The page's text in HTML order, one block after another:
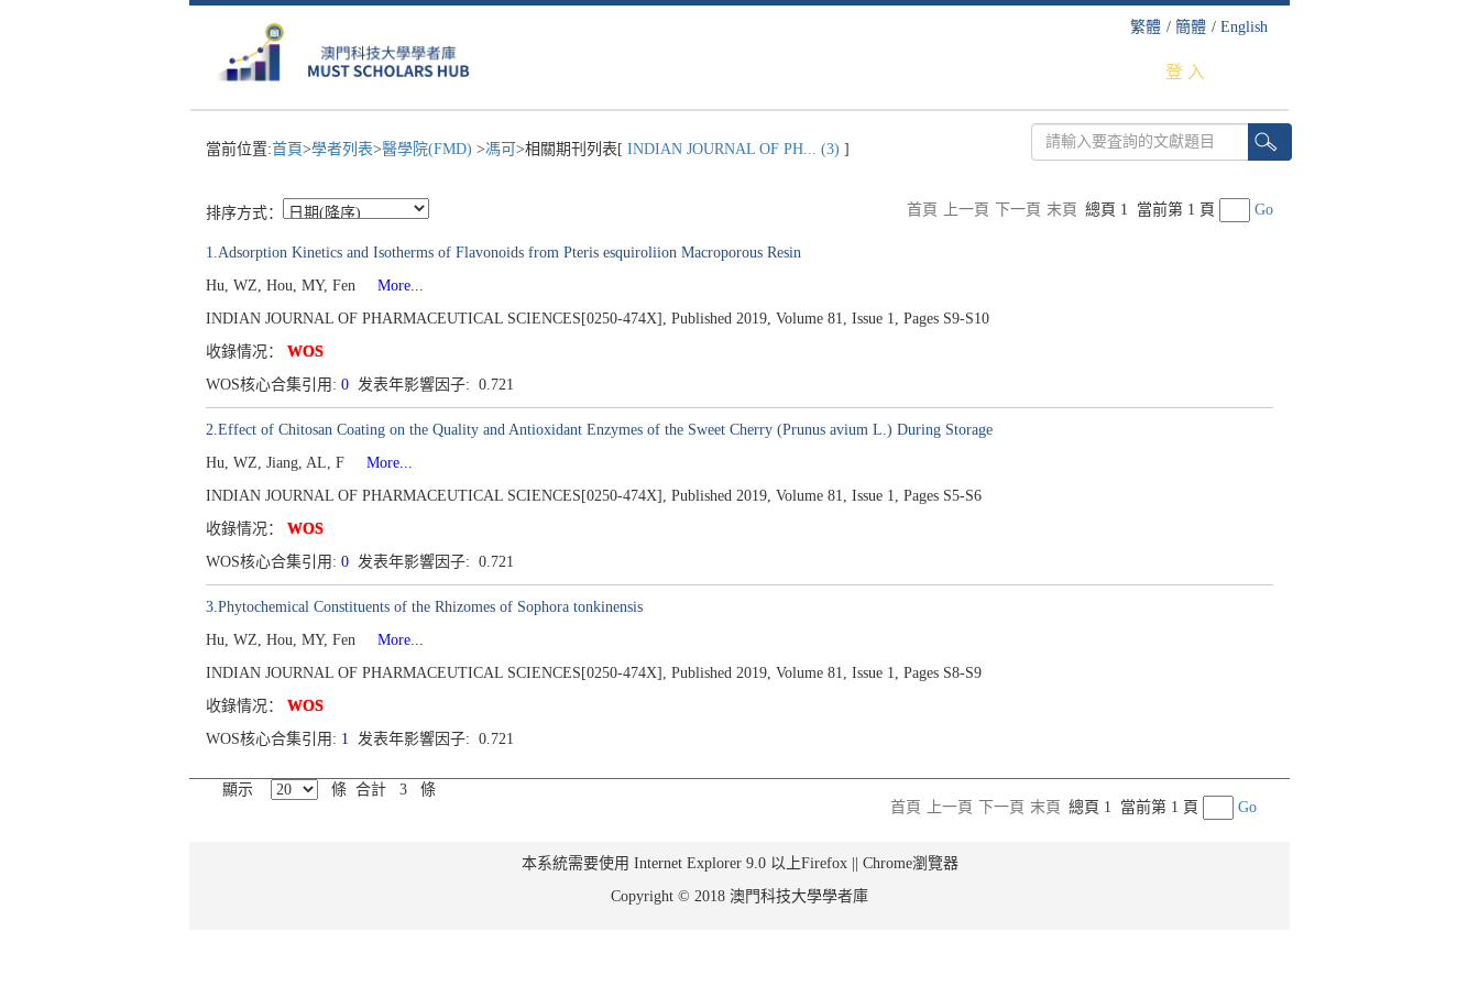
繁體 / 簡體 / English
登 入
當前位置:首頁>學者列表>醫學院(FMD) >馮可 >相關期刊列表[ INDIAN JOURNAL OF PH... (3) ]
排序方式： 首頁 上一頁 下一頁 末頁 總頁 1 當前第 1 頁 Go
1.Adsorption Kinetics and Isotherms of Flavonoids from Pteris esquiroliion Macroporous Resin
Hu, WZ, Hou, MY, Fen
More...
INDIAN JOURNAL OF PHARMACEUTICAL SCIENCES[0250-474X], Published 2019, Volume 81, Issue 1, Pages S9-S10
收錄情况： WOS
WOS核心合集引用: 0 发表年影響因子: 0.721
2.Effect of Chitosan Coating on the Quality and Antioxidant Enzymes of the Sweet Cherry (Prunus avium L.) During Storage
Hu, WZ, Jiang, AL, F
More...
INDIAN JOURNAL OF PHARMACEUTICAL SCIENCES[0250-474X], Published 2019, Volume 81, Issue 1, Pages S5-S6
收錄情况： WOS
WOS核心合集引用: 0 发表年影響因子: 0.721
3.Phytochemical Constituents of the Rhizomes of Sophora tonkinensis
Hu, WZ, Hou, MY, Fen
More...
INDIAN JOURNAL OF PHARMACEUTICAL SCIENCES[0250-474X], Published 2019, Volume 81, Issue 1, Pages S8-S9
收錄情况： WOS
WOS核心合集引用: 1 发表年影響因子: 0.721
顯示
條 合計 3 條
首頁
上一頁 下一頁 末頁 總頁 1 當前第 1 頁 Go
本系統需要使用 Internet Explorer 9.0 以上Firefox || Chrome瀏覽器
Copyright © 2018 澳門科技大學學者庫